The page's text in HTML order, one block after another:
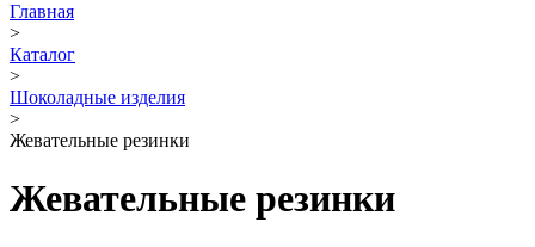
Главная
>
Каталог
>
Шоколадные изделия
>
Жевательные резинки
Жевательные резинки